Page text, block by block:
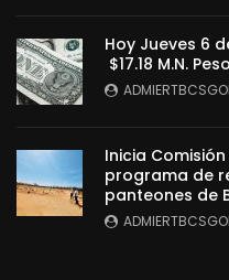
Hoy Jueves 6
$17.18 M.N.
Inicia
programa de
panteones de